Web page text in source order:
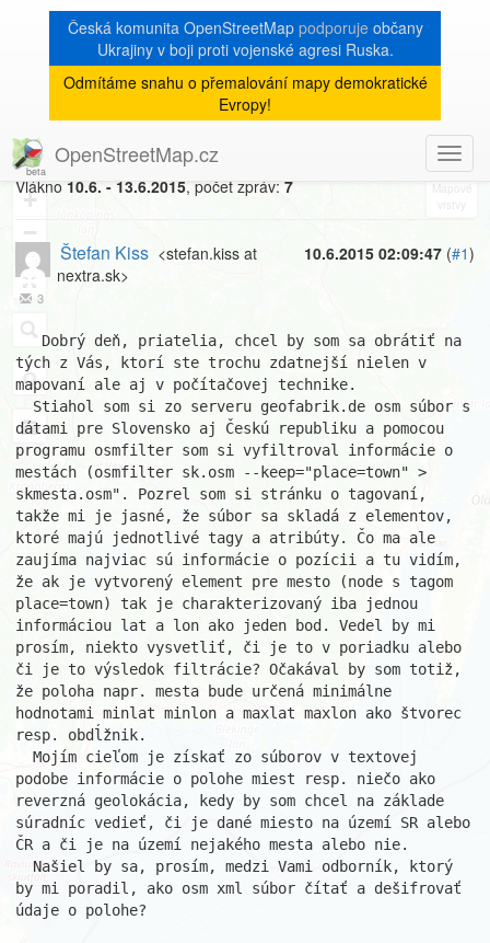
Česká komunita OpenStreetMap podporujeobčany
Ukrajiny v boji proti vojenské agresi Ruska.
Odmítáme snahu o přemalování mapy demokratické
Evropy!
OpenStreetMap.cz
8
+
−
« zpět na výpis měsíce
[Talk-cz]
Čítanie XML súboru
Vlákno 10.6. - 13.6.2015, počet zpráv: 7
10.6.2015 02:09:47 (#1)
Štefan Kiss <stefan.kiss at
nextra.sk>
3
   Dobrý deň, priatelia, chcel by som sa obrátiť na
tých z Vás, ktorí ste trochu zdatnejší nielen v
mapovaní ale aj v počítačovej technike.
dátami pre Slovensko aj Českú republiku a pomocou
programu osmfilter som si vyfiltroval informácie o
mestách (osmfilter sk.osm --keep="place=town" >
skmesta.osm". Pozrel som si stránku o tagovaní,
takže mi je jasné, že súbor sa skladá z elementov,
ktoré majú jednotlivé tagy a atribúty. Čo ma ale
zaujíma najviac sú informácie o pozícii a tu vidím,
že ak je vytvorený element pre mesto (node s tagom
place=town) tak je charakterizovaný iba jednou
informáciou lat a lon ako jeden bod. Vedel by mi
prosím, niekto vysvetliť, či je to v poriadku alebo
či je to výsledok filtrácie? Očakával by som totiž,
že poloha napr. mesta bude určená minimálne
hodnotami minlat minlon a maxlat maxlon ako štvorec
resp. obdĺžnik.
podobe informácie o polohe miest resp. niečo ako
reverzná geolokácia, kedy by som chcel na základe
súradníc vedieť, či je dané miesto na území SR alebo
ČR a či je na území nejakého mesta alebo nie.
by mi poradil, ako osm xml súbor čítať a dešifrovať
údaje o polohe?